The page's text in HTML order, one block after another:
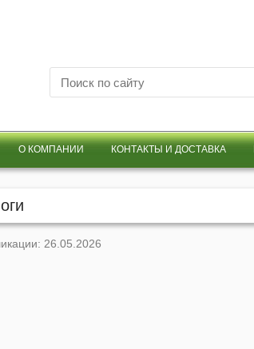
О КОМПАНИИ КОНТАКТЫ И ДОСТАВКА
26.05.2026